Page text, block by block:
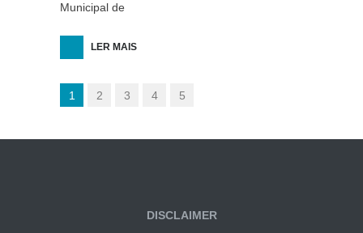
Municipal de
LER MAIS
1 2 3 4 5
DISCLAIMER